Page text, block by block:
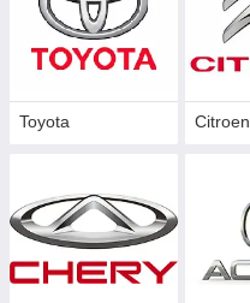
Toyota Citroen